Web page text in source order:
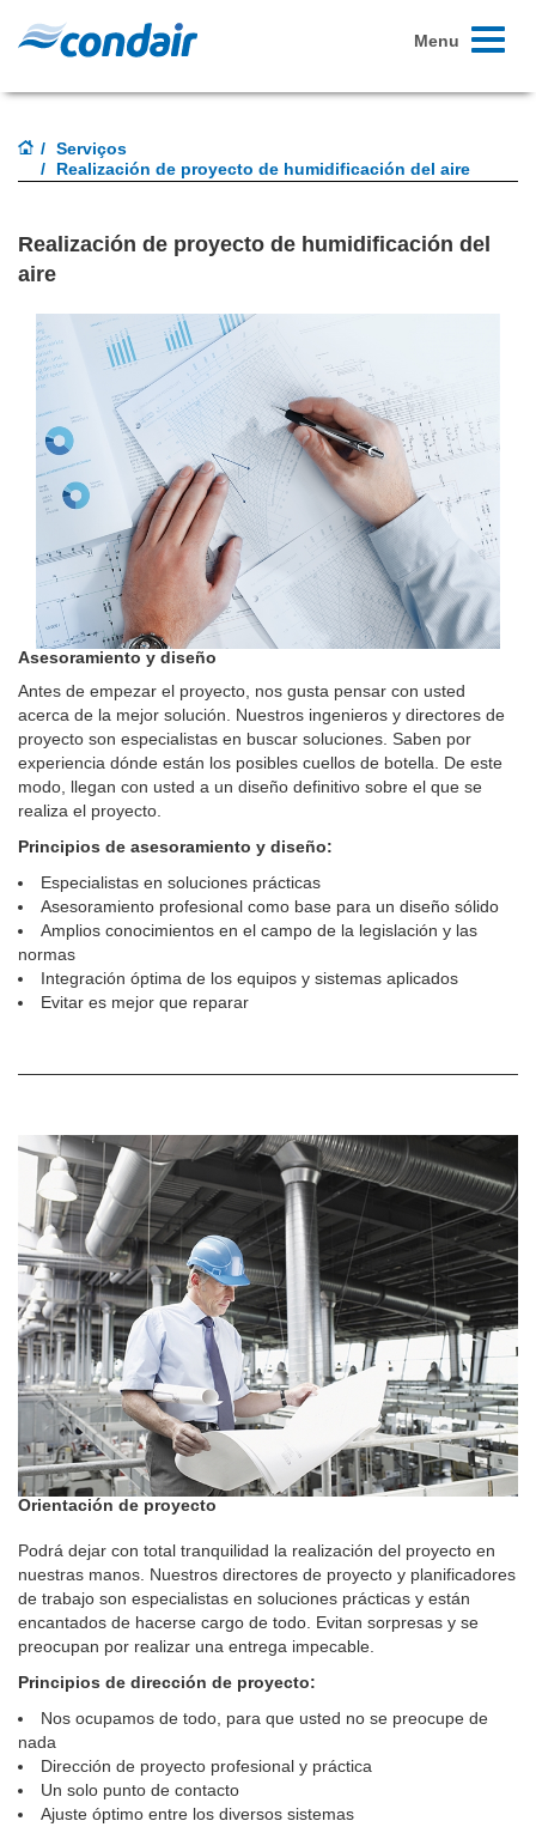
Toggle
Menu
Serviços
Realización de proyecto de humidificación del aire
Realización de proyecto de humidificación del
aire
Asesoramiento y diseño
Antes de empezar el proyecto, nos gusta pensar con usted
acerca de la mejor solución. Nuestros ingenieros y directores de
proyecto son especialistas en buscar soluciones. Saben por
experiencia dónde están los posibles cuellos de botella. De este
modo, llegan con usted a un diseño definitivo sobre el que se
realiza el proyecto.
Principios de asesoramiento y diseño:
Especialistas en soluciones prácticas
Asesoramiento profesional como base para un diseño sólido
Amplios conocimientos en el campo de la legislación y las
normas
Integración óptima de los equipos y sistemas aplicados
Evitar es mejor que reparar
Orientación de proyecto
Podrá dejar con total tranquilidad la realización del proyecto en
nuestras manos. Nuestros directores de proyecto y planificadores
de trabajo son especialistas en soluciones prácticas y están
encantados de hacerse cargo de todo. Evitan sorpresas y se
preocupan por realizar una entrega impecable.
Principios de dirección de proyecto:
Nos ocupamos de todo, para que usted no se preocupe de
nada
Dirección de proyecto profesional y práctica
Un solo punto de contacto
Ajuste óptimo entre los diversos sistemas